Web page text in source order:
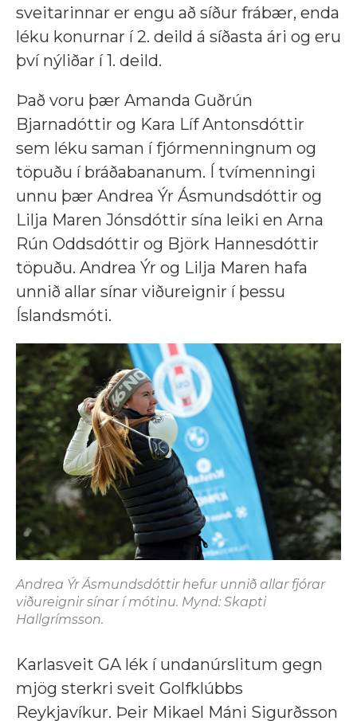
sveitarinnar er engu að síður frábær, enda
léku konurnar í 2. deild á síðasta ári og eru
því nýliðar í 1. deild.
Það voru þær Amanda Guðrún
Bjarnadóttir og Kara Líf Antonsdóttir
sem léku saman í fjórmenningnum og
töpuðu í bráðabananum. Í tvímenningi
unnu þær Andrea Ýr Ásmundsdóttir og
Lilja Maren Jónsdóttir sína leiki en Arna
Rún Oddsdóttir og Björk Hannesdóttir
töpuðu. Andrea Ýr og Lilja Maren hafa
unnið allar sínar viðureignir í þessu
Íslandsmóti.
Andrea Ýr Ásmundsdóttir hefur unnið allar fjórar
viðureignir sínar í mótinu. Mynd: Skapti
Hallgrímsson.
Karlasveit GA lék í undanúrslitum gegn
mjög sterkri sveit Golfklúbbs
Reykjavíkur. Þeir Mikael Máni Sigurðsson